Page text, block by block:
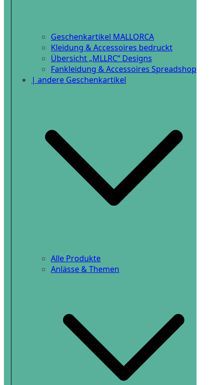
Geschenkartikel MALLORCA
Kleidung & Accessoires bedruckt
Übersicht „MLLRC“ Designs
Fankleidung & Accessoires Spreadshop
| andere Geschenkartikel
Alle Produkte
Anlässe & Themen